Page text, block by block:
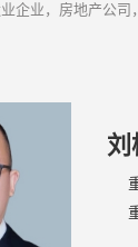
企业，房地产公
刘